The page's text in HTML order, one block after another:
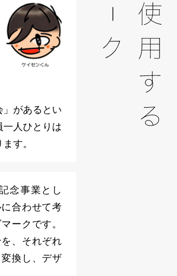
があるとい
人ひとりは
す。
念事業とし
合わせて考
ークです。
、それぞれ
換し、デザ